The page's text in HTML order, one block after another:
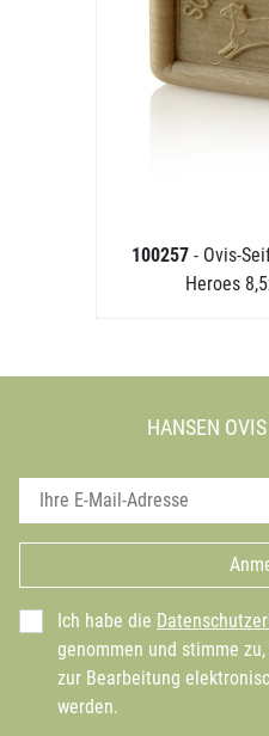
100257 - Ovis-
Heroes
HANSEN
Ich habe die
genommen und stimme
zur Bearbeitung
werden.